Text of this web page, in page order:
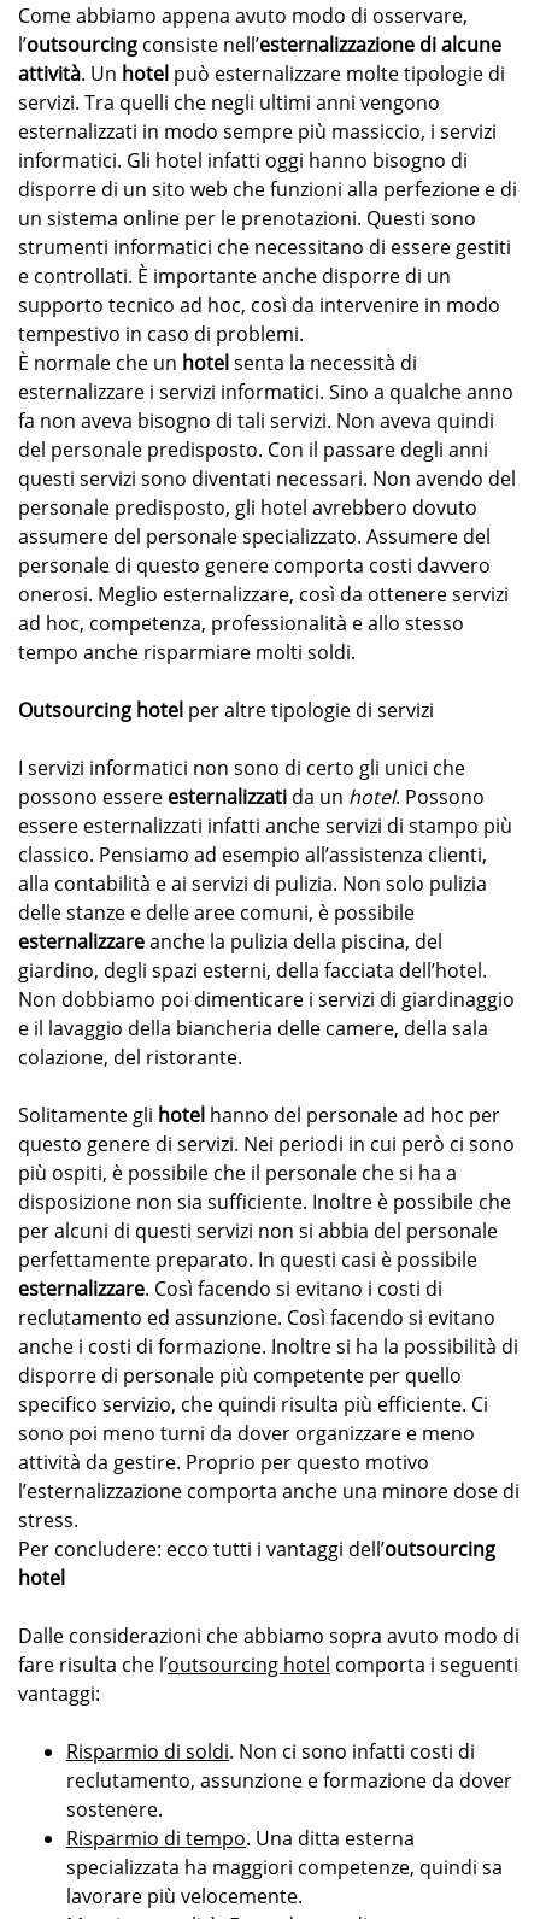
Come abbiamo appena avuto modo di osservare,
l’outsourcing consiste nell’esternalizzazione di alcune
attività. Un hotel può esternalizzare molte tipologie di
servizi. Tra quelli che negli ultimi anni vengono
esternalizzati in modo sempre più massiccio, i servizi
informatici. Gli hotel infatti oggi hanno bisogno di
disporre di un sito web che funzioni alla perfezione e di
un sistema online per le prenotazioni. Questi sono
strumenti informatici che necessitano di essere gestiti
e controllati. È importante anche disporre di un
supporto tecnico ad hoc, così da intervenire in modo
tempestivo in caso di problemi.
È normale che un hotelsenta la necessità di
esternalizzare i servizi informatici. Sino a qualche anno
fa non aveva bisogno di tali servizi. Non aveva quindi
del personale predisposto. Con il passare degli anni
questi servizi sono diventati necessari. Non avendo del
personale predisposto, gli hotel avrebbero dovuto
assumere del personale specializzato. Assumere del
personale di questo genere comporta costi davvero
onerosi. Meglio esternalizzare, così da ottenere servizi
ad hoc, competenza, professionalità e allo stesso
tempo anche risparmiare molti soldi.
Outsourcing hotel per altre tipologie di servizi
I servizi informatici non sono di certo gli unici che
possono essere esternalizzati da un hotel. Possono
essere esternalizzati infatti anche servizi di stampo più
classico. Pensiamo ad esempio all’assistenza clienti,
alla contabilità e ai servizi di pulizia. Non solo pulizia
delle stanze e delle aree comuni, è possibile
esternalizzareanche la pulizia della piscina, del
giardino, degli spazi esterni, della facciata dell’hotel.
Non dobbiamo poi dimenticare i servizi di giardinaggio
e il lavaggio della biancheria delle camere, della sala
colazione, del ristorante.
Solitamente gli hotel hanno del personale ad hoc per
questo genere di servizi. Nei periodi in cui però ci sono
più ospiti, è possibile che il personale che si ha a
disposizione non sia sufficiente. Inoltre è possibile che
per alcuni di questi servizi non si abbia del personale
perfettamente preparato. In questi casi è possibile
esternalizzare. Così facendo si evitano i costi di
reclutamento ed assunzione. Così facendo si evitano
anche i costi di formazione. Inoltre si ha la possibilità di
disporre di personale più competente per quello
specifico servizio, che quindi risulta più efficiente. Ci
sono poi meno turni da dover organizzare e meno
attività da gestire. Proprio per questo motivo
l’esternalizzazione comporta anche una minore dose di
stress.
Per concludere: ecco tutti i vantaggi dell’outsourcing
hotel
Dalle considerazioni che abbiamo sopra avuto modo di
fare risulta che l’outsourcing hotel comporta i seguenti
vantaggi:
Risparmio di soldi. Non ci sono infatti costi di
reclutamento, assunzione e formazione da dover
sostenere.
Risparmio di tempo. Una ditta esterna
specializzata ha maggiori competenze, quindi sa
lavorare più velocemente.